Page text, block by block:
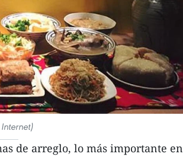
de arreglo, lo más importante en